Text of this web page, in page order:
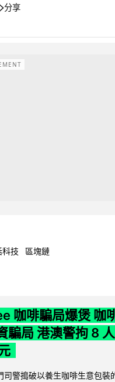
分享
科技 區塊鏈
咖啡騙局爆煲 咖
騙局 港澳警拘 8
司警搗破以養生咖啡生意包裝